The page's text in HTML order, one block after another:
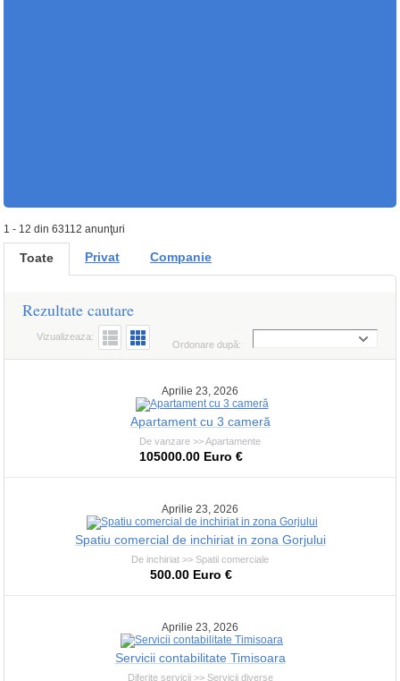
1 - 12 din 63112 anunţuri
Toate Privat Companie
Rezultate cautare
Ordonare după:
Vizualizeaza:
Aprilie 23, 2026
Apartament cu 3 cameră
De vanzare >> Apartamente
105000.00 Euro €
Aprilie 23, 2026
Spatiu comercial de inchiriat in zona Gorjului
De inchiriat >> Spatii comerciale
500.00 Euro €
Aprilie 23, 2026
Servicii contabilitate Timisoara
Diferite servicii >> Servicii diverse